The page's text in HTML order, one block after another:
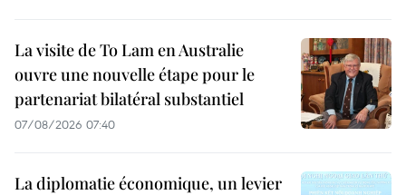
La visite de To Lam en Australie
ouvre une nouvelle étape pour le
partenariat bilatéral substantiel
07/08/2026 07:40
La diplomatie économique, un levier